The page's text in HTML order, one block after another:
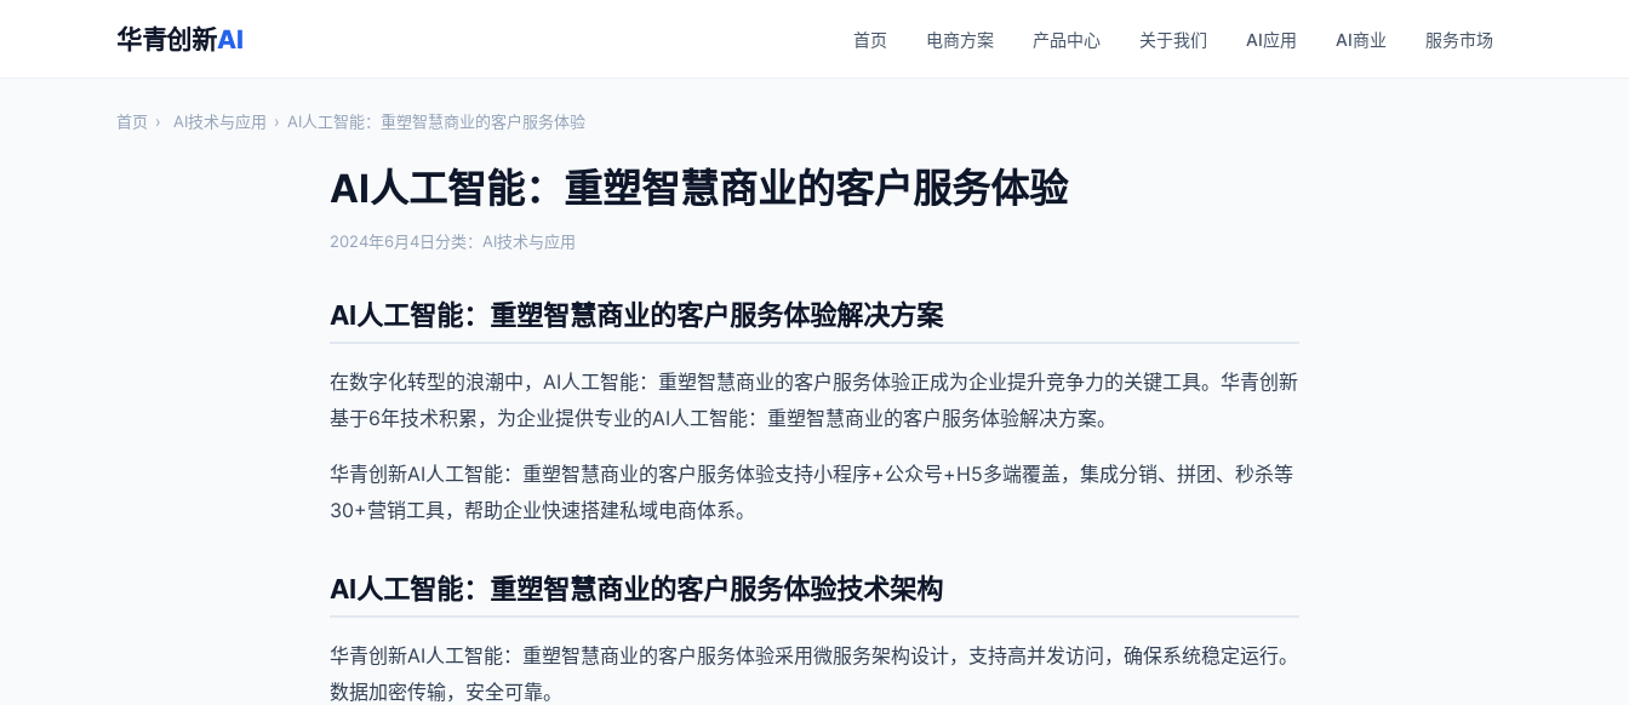
华青创新AI 首页 电商方案 产品中心 关于我们 AI应用 AI商业 服务市场
首页 › AI技术与应用 › AI人工智能：重塑智慧商业的客户服务体验
AI人工智能：重塑智慧商业的客户服务体验
2024年6月4日分类：AI技术与应用
AI人工智能：重塑智慧商业的客户服务体验解决方案
在数字化转型的浪潮中，AI人工智能：重塑智慧商业的客户服务体验正成为企业提升竞争力的关键工具。华青创新
基于6年技术积累，为企业提供专业的AI人工智能：重塑智慧商业的客户服务体验解决方案。
华青创新AI人工智能：重塑智慧商业的客户服务体验支持小程序+公众号+H5多端覆盖，集成分销、拼团、秒杀等
30+营销工具，帮助企业快速搭建私域电商体系。
AI人工智能：重塑智慧商业的客户服务体验技术架构
华青创新AI人工智能：重塑智慧商业的客户服务体验采用微服务架构设计，支持高并发访问，确保系统稳定运行。
数据加密传输，安全可靠。